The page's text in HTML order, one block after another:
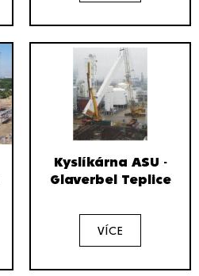
Kyslíkárna ASU -
Glaverbel Teplice
VÍCE